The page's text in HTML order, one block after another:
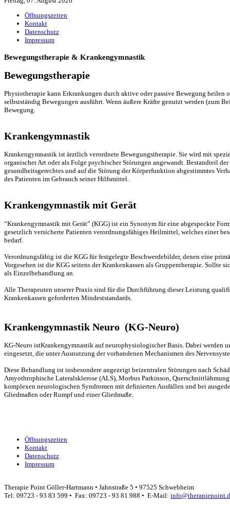
Öffnungszeiten
Kontakt
Datenschutz
Impressum
Bewegungstherapie & Krankengymnastik
Bewegungstherapie
Physiotherapie kann Erkrankungen durch aktive oder passive Bewegung heilen
selbstständig Bewegungen ausführt. Wenn äußere Kräfte genutzt werden (zum
Bewegung.
Krankengymnastik
Krankengymnastik ist ärztlich verordnete Bewegungstherapie. Sie wird mit
organischer Art oder als Folge psychischer Störungen angewandt. Bestandteil
gesundheitsgerechtes und auf die Störung der Körperfunktion abgestimmtes
des Patienten im Gebrauch seiner Hilfsmittel.
Krankengymnastik mit Gerät
“Krankengymnastik mit Gerät” (KGG) ist ein Synonym für eine abgespeckte
gesetzlich versicherte Patienten verordnungsfähiges Heilmittel, welches einer
bedarf.
Verordnungsfähig ist die KGG für festgelegte Beschwerdebilder, denen eine
Vorgesehen ist die KGG seitens der Krankenkassen als Gruppentherapie.
als Einzelbehandlung an.
Alle Therapeuten unserer Praxis sind für die Durchführung dieser Leistung
Krankenkassen geforderten Mindeststandards.
Krankengymnastik Neuro (KG-Neuro)
KG-Neuro istKrankengymnastik auf neurophysiologischer Basis. Dabei werden
eingesetzt, die unter Ausnutzung der vorhandenen Mechanismen des
Diese Behandlung ist insbesondere angezeigt beizentralen Störungen nach
Amyothrophische Lateralsklerose (ALS), Morbus Parkinson,
komplexen neurologischen Syndromen mit definierten Ausfällen und bei
Gliedmaßen oder Rumpf und einer Gliedmaße.
Öffnungszeiten
Kontakt
Datenschutz
Impressum
Therapie Point Göller-Hartmann • Jahnstraße 5 • 97525 Schwebheim
Tel: 09723 - 93 83 599 • Fax: 09723 - 93 81 988 • E-Mail: